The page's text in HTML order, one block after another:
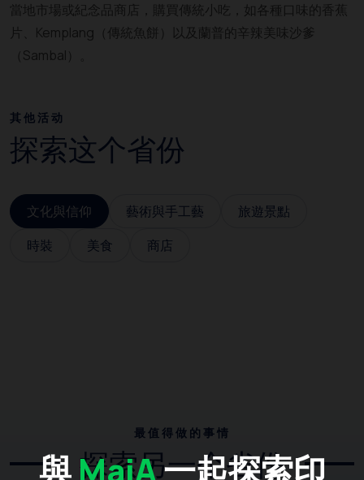
與 MaiA一起探索印
當地市場或紀念品商店，購買傳統小吃，如各種口味的香蕉
片、Kemplang（傳統魚餅）以及蘭普的辛辣美味沙爹
（Sambal）。
其他活动
探索这个省份
文化與信仰 藝術與手工藝
旅遊景點
時裝
美食 商店
最值得做的事情
探索另一个省份